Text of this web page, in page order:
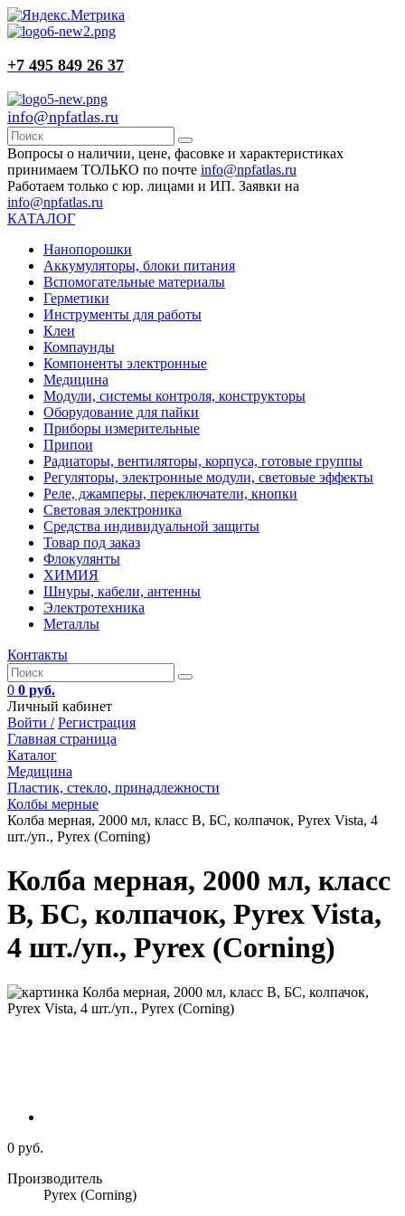
+7 495 849 26 37
info@npfatlas.ru
Вопросы о наличии, цене, фасовке и характеристиках
принимаем ТОЛЬКО по почте info@npfatlas.ru
Работаем только с юр. лицами и ИП. Заявки на
info@npfatlas.ru
КАТАЛОГ
Нанопорошки
Аккумуляторы, блоки питания
Вспомогательные материалы
Герметики
Инструменты для работы
Клеи
Компаунды
Компоненты электронные
Медицина
Модули, системы контроля, конструкторы
Оборудование для пайки
Приборы измерительные
Припои
Радиаторы, вентиляторы, корпуса, готовые группы
Регуляторы, электронные модули, световые эффекты
Реле, джамперы, переключатели, кнопки
Световая электроника
Средства индивидуальной защиты
Товар под заказ
Флокулянты
ХИМИЯ
Шнуры, кабели, антенны
Электротехника
Металлы
Контакты
0 0 руб.
Личный кабинет
Войти / Регистрация
Главная страница
Каталог
Медицина
Пластик, стекло, принадлежности
Колбы мерные
Колба мерная, 2000 мл, класс В, БС, колпачок, Pyrex Vista, 4
шт./уп., Pyrex (Corning)
Колба мерная, 2000 мл, класс
В, БС, колпачок, Pyrex Vista,
4 шт./уп., Pyrex (Corning)
0 руб.
Производитель
Pyrex (Corning)